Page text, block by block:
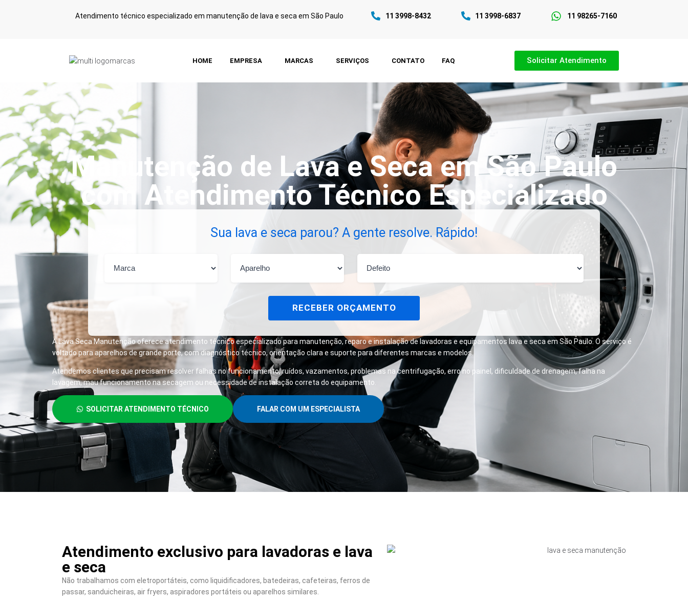
Atendimento técnico especializado em manutenção de lava e seca em São Paulo 11 3998-8432 11 3998-6837 11 98265-7160
HOME EMPRESA MARCAS SERVIÇOS CONTATO FAQ Solicitar Atendimento
Manutenção de Lava e Seca em São Paulo
com Atendimento Técnico Especializado
Sua lava e seca parou? A gente resolve. Rápido!
RECEBER ORÇAMENTO
A Lava Seca Manutenção oferece atendimento técnico especializado para manutenção, reparo e instalação de lavadoras e equipamentos lava e seca em São Paulo. O serviço é
voltado para aparelhos de grande porte, com diagnóstico técnico, orientação clara e suporte para diferentes marcas e modelos.
Atendemos clientes que precisam resolver falhas no funcionamento, ruídos, vazamentos, problemas na centrifugação, erro no painel, dificuldade de drenagem, falha na
lavagem, mau funcionamento na secagem ou necessidade de instalação correta do equipamento.
SOLICITAR ATENDIMENTO TÉCNICO FALAR COM UM ESPECIALISTA
Atendimento exclusivo para lavadoras e lava
e seca
Não trabalhamos com eletroportáteis, como liquidificadores, batedeiras, cafeteiras, ferros de
passar, sanduicheiras, air fryers, aspiradores portáteis ou aparelhos similares.